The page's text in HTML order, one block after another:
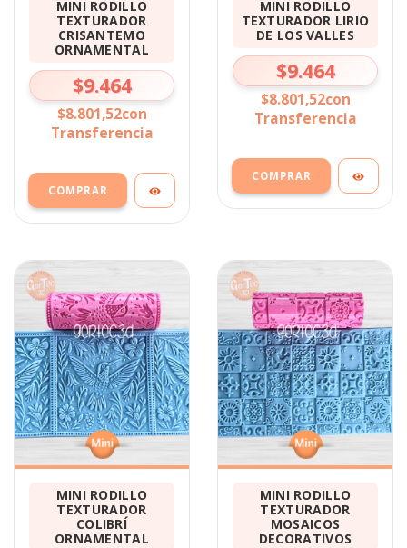
MINI RODILLO
TEXTURADOR
CRISANTEMO
ORNAMENTAL
$9.464
$8.801,52con
Transferencia
MINI RODILLO
TEXTURADOR LIRIO
DE LOS VALLES
$9.464
$8.801,52con
Transferencia
MINI RODILLO
TEXTURADOR
COLIBRÍ
ORNAMENTAL
MINI RODILLO
TEXTURADOR
MOSAICOS
DECORATIVOS